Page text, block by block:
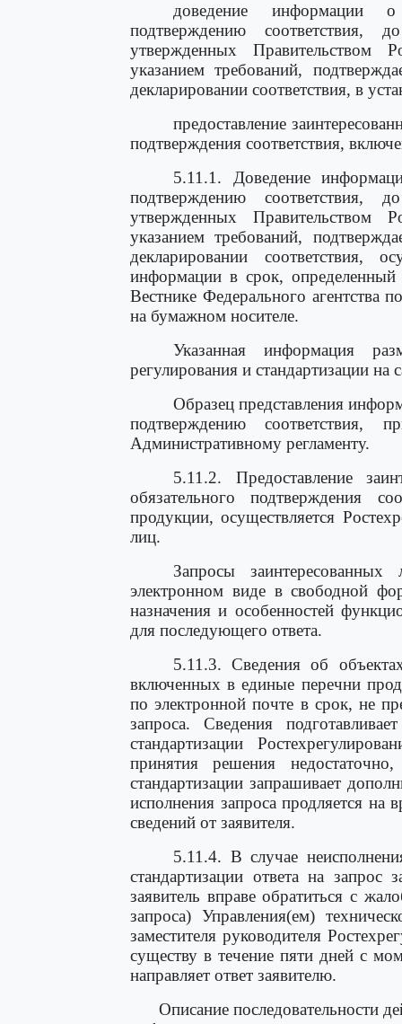
доведение информации
подтверждению соответствия,
утвержденных Правительством
указанием требований,
декларировании соответствия, в
предоставление
подтверждения соответствия,
5.11.1. Доведение
подтверждению соответствия,
утвержденных Правительством
указанием требований,
декларировании соответствия,
информации в срок,
Вестнике Федерального агентства
на бумажном носителе.
Указанная информация
регулирования и стандартизации на
Образец представления
подтверждению соответствия,
Административному регламенту.
5.11.2. Предоставление
обязательного подтверждения
продукции, осуществляется
лиц.
Запросы
электронном виде в свободной
назначения и особенностей
для последующего ответа.
5.11.3. Сведения об
включенных в единые перечни
по электронной почте в срок, не
запроса. Сведения
стандартизации
принятия решения
стандартизации запрашивает
исполнения запроса продляется на
сведений от заявителя.
5.11.4. В случае
стандартизации ответа на запрос
заявитель вправе обратиться с
запроса) Управления(ем)
заместителя руководителя
существу в течение пяти дней с
направляет ответ заявителю.
Описание последовательности